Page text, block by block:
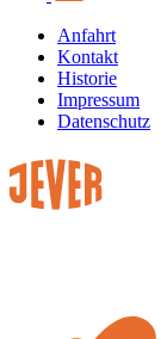
Anfahrt
Kontakt
Historie
Impressum
Datenschutz